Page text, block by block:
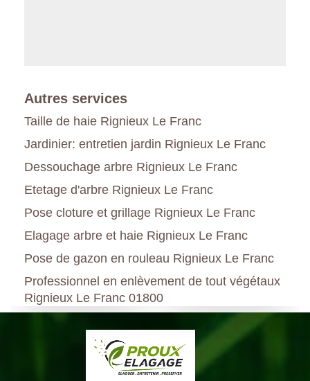
Autres services
Taille de haie Rignieux Le Franc
Jardinier: entretien jardin Rignieux Le Franc
Dessouchage arbre Rignieux Le Franc
Etetage d'arbre Rignieux Le Franc
Pose cloture et grillage Rignieux Le Franc
Elagage arbre et haie Rignieux Le Franc
Pose de gazon en rouleau Rignieux Le Franc
Professionnel en enlèvement de tout végétaux
Rignieux Le Franc 01800